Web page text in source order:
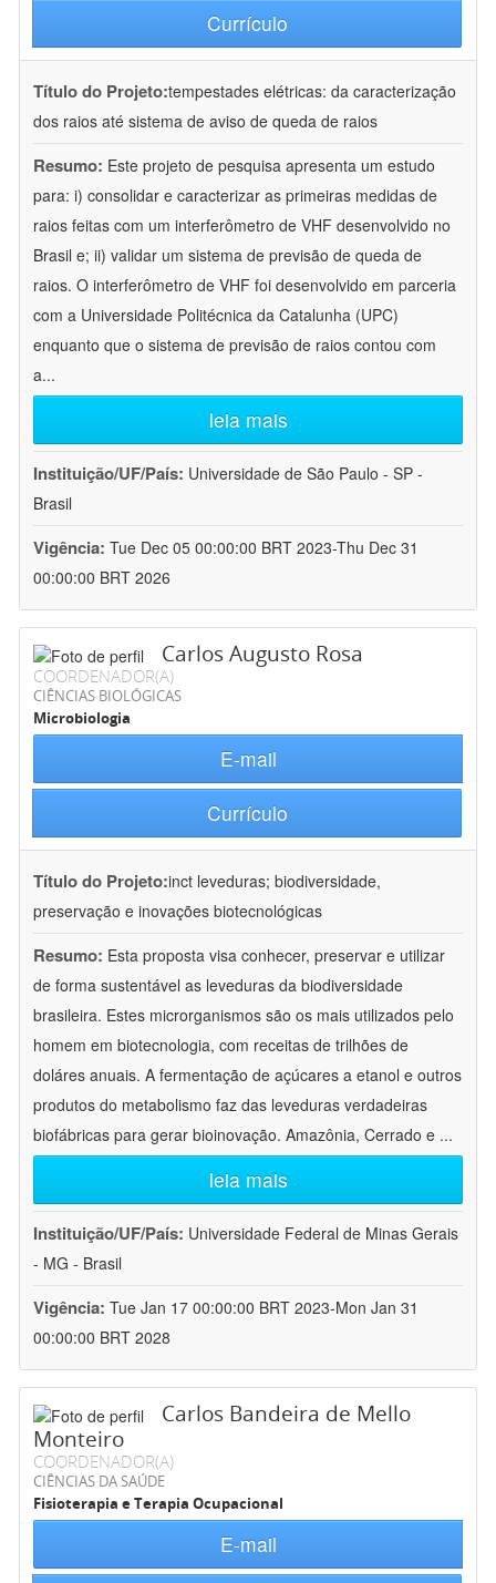
Currículo
Título do Projeto:tempestades elétricas: da caracterização
dos raios até sistema de aviso de queda de raios
Resumo: Este projeto de pesquisa apresenta um estudo
para: i) consolidar e caracterizar as primeiras medidas de
raios feitas com um interferômetro de VHF desenvolvido no
Brasil e; ii) validar um sistema de previsão de queda de
raios. O interferômetro de VHF foi desenvolvido em parceria
com a Universidade Politécnica da Catalunha (UPC)
enquanto que o sistema de previsão de raios contou com
a...
leia mais
Instituição/UF/País: Universidade de São Paulo - SP -
Brasil
Vigência: Tue Dec 05 00:00:00 BRT 2023-Thu Dec 31
00:00:00 BRT 2026
Carlos Augusto Rosa
COORDENADOR(A)
CIÊNCIAS BIOLÓGICAS
Microbiologia
E-mail
Currículo
Título do Projeto:inct leveduras; biodiversidade,
preservação e inovações biotecnológicas
Resumo: Esta proposta visa conhecer, preservar e utilizar
de forma sustentável as leveduras da biodiversidade
brasileira. Estes microrganismos são os mais utilizados pelo
homem em biotecnologia, com receitas de trilhões de
doláres anuais. A fermentação de açúcares a etanol e outros
produtos do metabolismo faz das leveduras verdadeiras
biofábricas para gerar bioinovação. Amazônia, Cerrado e ...
leia mais
Instituição/UF/País: Universidade Federal de Minas Gerais
- MG - Brasil
Vigência: Tue Jan 17 00:00:00 BRT 2023-Mon Jan 31
00:00:00 BRT 2028
Carlos Bandeira de Mello
Monteiro
COORDENADOR(A)
CIÊNCIAS DA SAÚDE
Fisioterapia e Terapia Ocupacional
E-mail